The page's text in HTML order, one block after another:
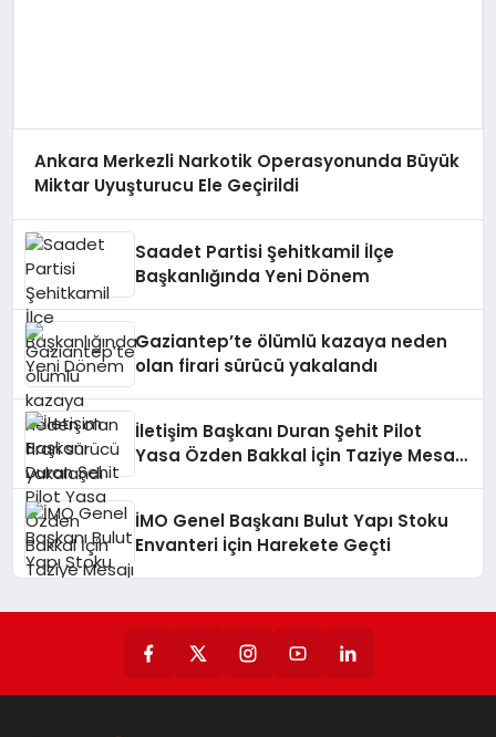
Ankara Merkezli Narkotik Operasyonunda Büyük
Miktar Uyuşturucu Ele Geçirildi
Saadet Partisi Şehitkamil İlçe
Başkanlığında Yeni Dönem
Gaziantep’te ölümlü kazaya neden
olan firari sürücü yakalandı
İletişim Başkanı Duran Şehit Pilot
Yasa Özden Bakkal İçin Taziye Mesajı
İMO Genel Başkanı Bulut Yapı Stoku
Envanteri İçin Harekete Geçti